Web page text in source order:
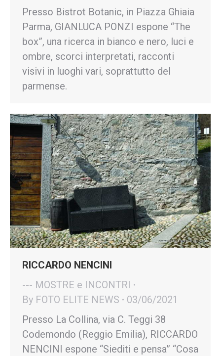
Presso Bistrot Botanic, in Piazza Ghiaia
Parma, GIANLUCA PONZI espone “The
box”, una ricerca in bianco e nero, luci e
ombre, scorci interpretati, racconti
visivi in luoghi vari, soprattutto del
parmense.
RICCARDO NENCINI
--- MOSTRE e INCONTRI
By FOTO ELITE NEWS
03/06/2021
Presso La Collina, via C. Teggi 38
Codemondo (Reggio Emilia), RICCARDO
NENCINI espone “Siediti e pensa” “Cosa